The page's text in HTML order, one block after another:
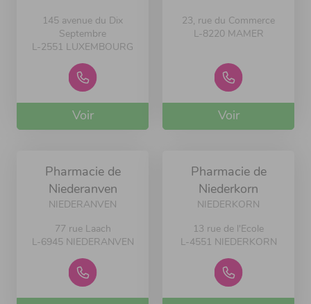
145 avenue du Dix
Septembre
L-2551 LUXEMBOURG
Voir
23, rue du Commerce
L-8220 MAMER
Voir
Pharmacie de
Niederanven
NIEDERANVEN
77 rue Laach
L-6945 NIEDERANVEN
Pharmacie de
Niederkorn
NIEDERKORN
13 rue de l'Ecole
L-4551 NIEDERKORN